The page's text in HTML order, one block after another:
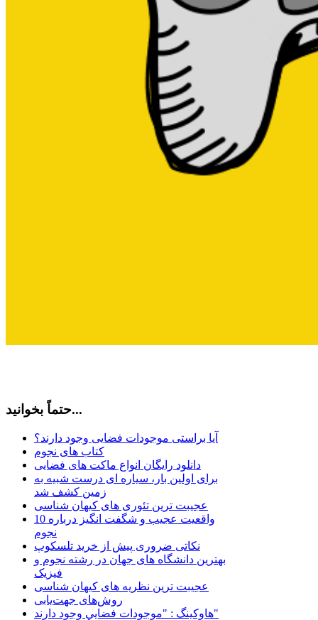
حتماً بخوانید...
آیا براستی موجودات فضایی وجود دارند؟
کتاب های نجوم
دانلود رایگان انواع ماکت های فضایی
برای اولین بار، سیاره ای درست شبیه به
زمین کشف شد
عجیبت ترین تئوری های کیهان شناسی
10 واقعیت عجیب و شگفت انگیز درباره
نجوم
نکاتی ضروری پیش از خرید تلسکوپ
بهترین دانشگاه های جهان در رشته نجوم و
فیزیک
عجیبت ترین نظریه های کیهان شناسی
روش‌های جهت‌یابی
هاوكينگ : "موجودات فضايي وجود دارند"